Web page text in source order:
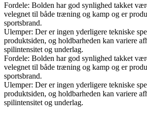
Fordele: Bolden har god synlighed takket
velegnet til både træning og kamp og er
sportsbrand.
Ulemper: Der er ingen yderligere tekniske
produktsiden, og holdbarheden kan variere
spilintensitet og underlag.
Fordele: Bolden har god synlighed takket
velegnet til både træning og kamp og er
sportsbrand.
Ulemper: Der er ingen yderligere tekniske
produktsiden, og holdbarheden kan variere
spilintensitet og underlag.